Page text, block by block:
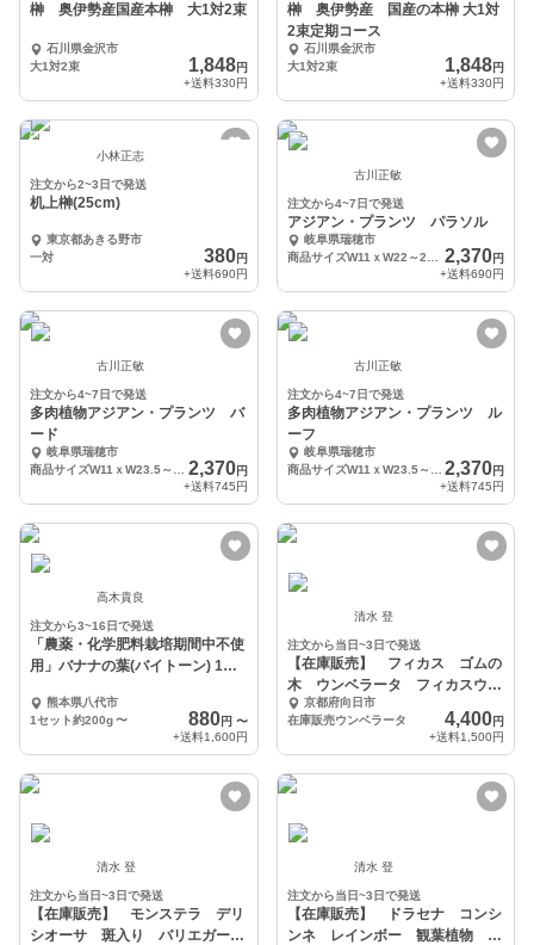
榊 奥伊勢産国産本榊 大1対2束
石川県金沢市
大1対2束
1,848円
+送料330円
榊 奥伊勢産 国産の本榊 大1対
2束定期コース
石川県金沢市
大1対2束
1,848円
+送料330円
小林正志
注文から2~3日で発送
机上榊(25cm)
東京都あきる野市
一対
380円
+送料690円
古川正敏
注文から4~7日で発送
アジアン・プランツ パラソル
岐阜県瑞穂市
2,370円
+送料690円
古川正敏
注文から4~7日で発送
多肉植物アジアン・プランツ バ
ード
岐阜県瑞穂市
2,370円
+送料745円
古川正敏
注文から4~7日で発送
多肉植物アジアン・プランツ ル
ーフ
岐阜県瑞穂市
2,370円
+送料745円
高木貴良
注文から3~16日で発送
「農薬・化学肥料栽培期間中不使
用」バナナの葉(バイトーン) 1セ
熊本県八代市
1セット約200g〜 880円 〜
+送料1,600円
清水 登
注文から当日~3日で発送
【在庫販売】 フィカス ゴムの
木 ウンベラータ フィカスウン
ベラータ インテリア
京都府向日市
在庫販売ウンベラータ
4,400円
+送料1,500円
清水 登
注文から当日~3日で発送
【在庫販売】 モンステラ デリ
シオーサ 斑入り バリエガー
清水 登
注文から当日~3日で発送
【在庫販売】 ドラセナ コンシ
ンネ レインボー 観葉植物 特